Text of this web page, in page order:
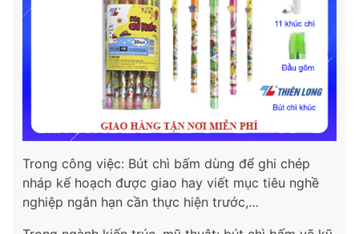
Trong công việc: Bút chì bấm dùng để ghi chép
nháp kế hoạch được giao hay viết mục tiêu nghề
nghiệp ngắn hạn cần thực hiện trước,…